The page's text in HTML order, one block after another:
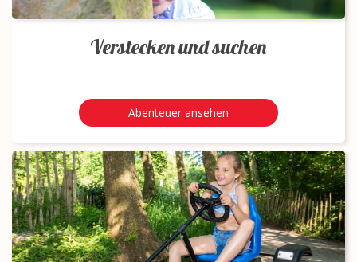
Verstecken und suchen
Abenteuer ansehen